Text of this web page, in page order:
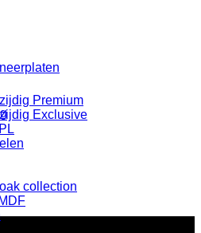
Premium
Exclusive
collection